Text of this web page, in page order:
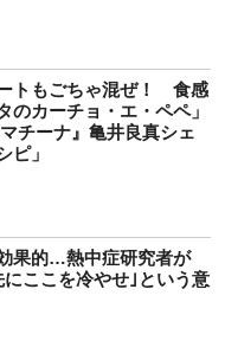
トもごちゃ混ぜ！ 食感
のカーチョ・エ・ペペ」
チーナ』亀井良真シェ
ピ」
果的…熱中症研究者が
ここを冷やせ｣という意